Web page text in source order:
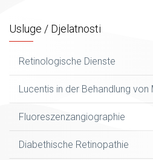
Polyklinik Svjetlost ist die einzige
die eine komplette
Verfügung stellt.
Usluge / Djelatnosti
Retinologische Dienste
Lucentis in der Behandlung
Fluoreszenzangiographie
Diabethische Retinopathie